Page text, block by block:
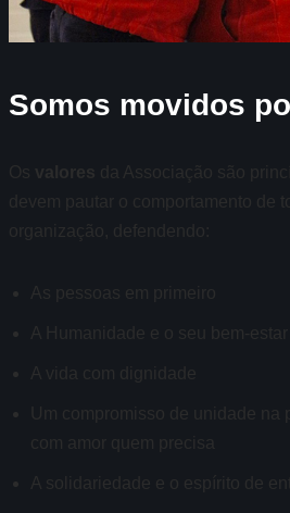
Somos movidos
Os valores da Associação são
devem pautar o comportamento de
organização, defendendo:
As pessoas em primeiro
A Humanidade e o seu bem-estar
A vida com dignidade
Um compromisso de unidade na
com amor quem precisa
A solidariedade e o espírito de